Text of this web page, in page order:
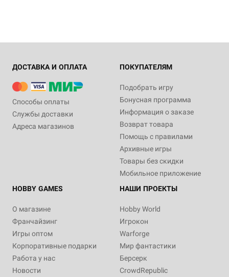
ДОСТАВКА И ОПЛАТА
Способы оплаты
Службы доставки
Адреса магазинов
ПОКУПАТЕЛЯМ
Подобрать игру
Бонусная программа
Информация о заказе
Возврат товара
Помощь с правилами
Архивные игры
Товары без скидки
Мобильное приложение
HOBBY GAMES
О магазине
Франчайзинг
Игры оптом
Корпоративные подарки
Работа у нас
Новости
НАШИ ПРОЕКТЫ
Hobby World
Игрокон
Warforge
Мир фантастики
Берсерк
CrowdRepublic